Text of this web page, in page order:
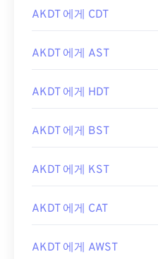
AKDT 에게 CDT
AKDT 에게 AST
AKDT 에게 HDT
AKDT 에게 BST
AKDT 에게 KST
AKDT 에게 CAT
AKDT 에게 AWST